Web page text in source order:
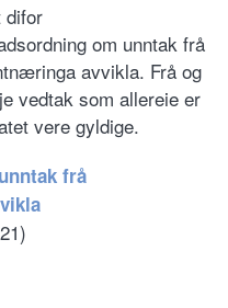
difor
om unntak frå
avvikla. Frå og
vedtak som allereie er
vere gyldige.
frå